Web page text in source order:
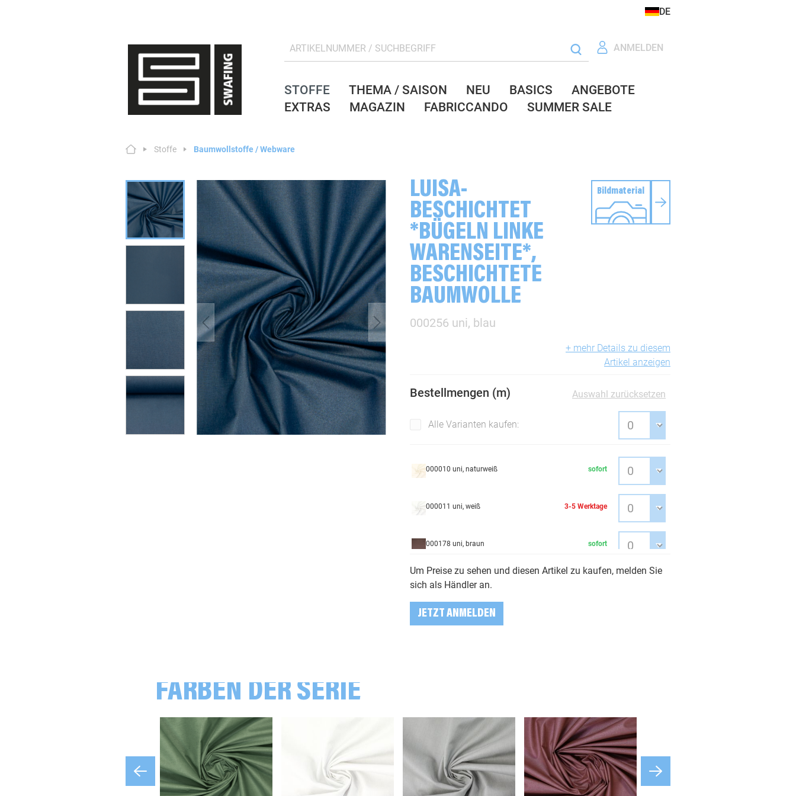
DE
ANMELDEN
STOFFE THEMA / SAISON NEU BASICS
ANGEBOTE
EXTRAS
MAGAZIN FABRICCANDO SUMMER SALE
Stoffe Baumwollstoffe / Webware
LUISA-
BESCHICHTET
*BÜGELN LINKE
WARENSEITE*,
BESCHICHTETE
BAUMWOLLE
000256 uni, blau
Bildmaterial
+ mehr Details zu diesem
Artikel anzeigen
Bestellmengen (m) Auswahl zurücksetzen
Alle Varianten kaufen:
000010 uni, naturweiß sofort
000011 uni, weiß 3-5 Werktage
000178 uni, braun sofort
000182 uni, grau
000252 uni, hellblau
000264 uni, smaragd 3-5 Werktage
000265 uni, smaragd 3-5 Werktage
Um Preise zu sehen und diesen Artikel zu kaufen, melden Sie
sich als Händler an.
JETZT ANMELDEN
FARBEN DER SERIE